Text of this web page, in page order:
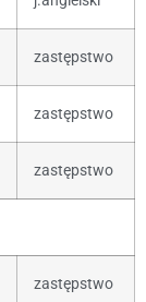
zastępstwo
zastępstwo
zastępstwo
zastępstwo